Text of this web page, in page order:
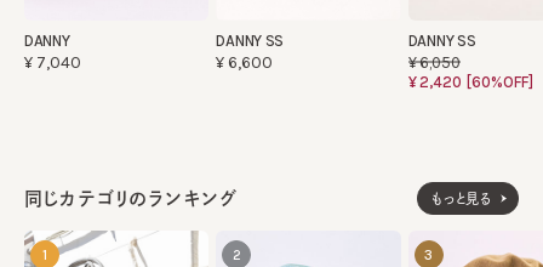
DANNY
¥7,040
DANNY SS
¥6,600
DANNY SS
¥6,050
¥2,420 [60%OFF]
同じカテゴリのランキング もっと見る
1 2 3